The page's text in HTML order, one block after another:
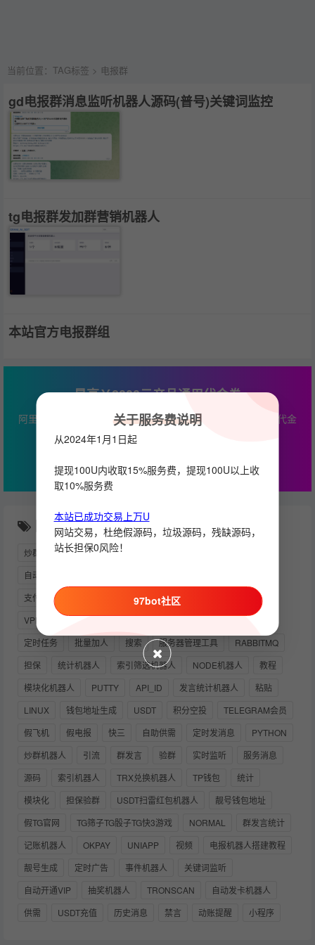
当前位置： TAG标签 > 电报群
gd电报群消息监听机器人源码(普号)关键词监控
tg电报群发加群营销机器人
本站官方电报群组
最高￥2000云产品通用代金券
阿里云专属优惠，本站服务器推荐，最高￥2000云产品通用代金
券
随机推荐
炒群 营销助手 电报开发者
自动炒群
支付系统源码
搜索机器人
VPN
HSTOCK商城如何去运营以及商品的排名提升
能量
定时任务
批量加人 搜索 服务器管理工具
RABBITMQ
担保
统计机器人 索引筛选机器人 NODE机器人
教程
模块化机器人
PUTTY API_ID 发言统计机器人
粘贴
LINUX
钱包地址生成 USDT 积分空投
TELEGRAM会员
假飞机
假电报 快三 自助供需 定时发消息
PYTHON
炒群机器人
引流 群发言 验群 实时监听
服务消息
源码
索引机器人 TRX兑换机器人 TP钱包
统计
模块化
担保验群 USDT扫雷红包机器人
靓号钱包地址
假TG官网
TG筛子TG骰子TG快3游戏 NORMAL
群发言统计
记账机器人
OKPAY UNIAPP 视频
电报机器人搭建教程
靓号生成
定时广告 事件机器人
关键词监听
自动开通VIP
抽奖机器人 TRONSCAN
自动发卡机器人
供需
USDT充值 历史消息 禁言 动账提醒 小程序
关于服务费说明
从2024年1月1日起
提现100U内收取15%服务费，提现100U以上收
取10%服务费
本站已成功交易上万U
网站交易，杜绝假源码，垃圾源码，残缺源码，
站长担保0风险！
97bot社区